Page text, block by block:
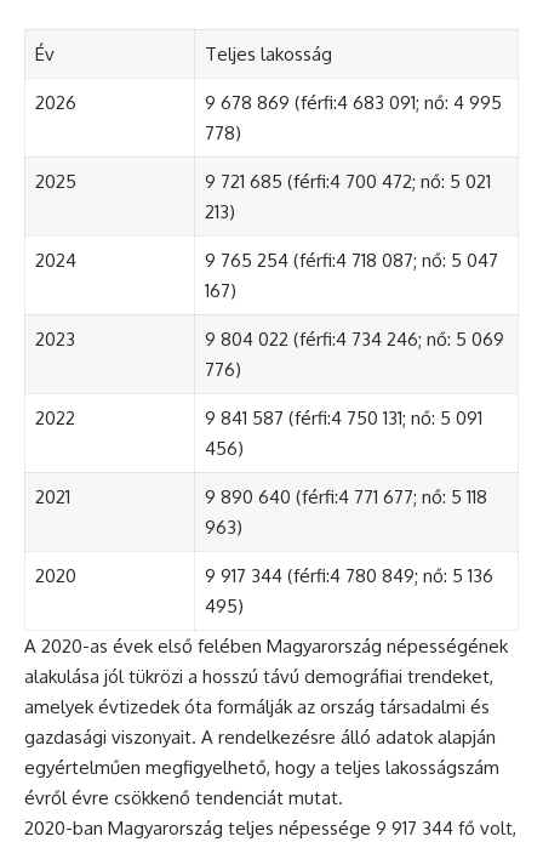
Év Teljes lakosság
2026
9 678 869 (férfi:4 683 091; nő: 4 995
778)
2025
9 721 685 (férfi:4 700 472; nő: 5 021
213)
2024
9 765 254 (férfi:4 718 087; nő: 5 047
167)
2023
9 804 022 (férfi:4 734 246; nő: 5 069
776)
2022
9 841 587 (férfi:4 750 131; nő: 5 091
456)
2021
9 890 640 (férfi:4 771 677; nő: 5 118
963)
2020
9 917 344 (férfi:4 780 849; nő: 5 136
495)
A 2020-as évek első felében Magyarország népességének
alakulása jól tükrözi a hosszú távú demográfiai trendeket,
amelyek évtizedek óta formálják az ország társadalmi és
gazdasági viszonyait. A rendelkezésre álló adatok alapján
egyértelműen megfigyelhető, hogy a teljes lakosságszám
évről évre csökkenő tendenciát mutat.
2020-ban Magyarország teljes népessége 9 917 344 fő volt,